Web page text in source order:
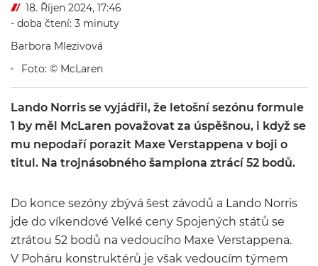
18. Říjen 2024, 17:46
- doba čtení: 3 minuty
Barbora Mlezivová
Foto: © McLaren
Lando Norris se vyjádřil, že letošní sezónu formule
1 by měl McLaren považovat za úspěšnou, i když se
mu nepodaří porazit Maxe Verstappena v boji o
titul. Na trojnásobného šampiona ztrácí 52 bodů.
Do konce sezóny zbývá šest závodů a Lando Norris
jde do víkendové Velké ceny Spojených států se
ztrátou 52 bodů na vedoucího Maxe Verstappena.
V Poháru konstruktérů je však vedoucím týmem